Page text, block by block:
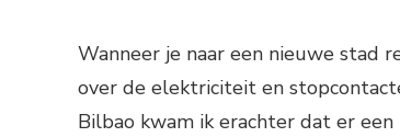
Wanneer je naar een nieuwe stad
over de elektriciteit en
Bilbao kwam ik erachter dat er